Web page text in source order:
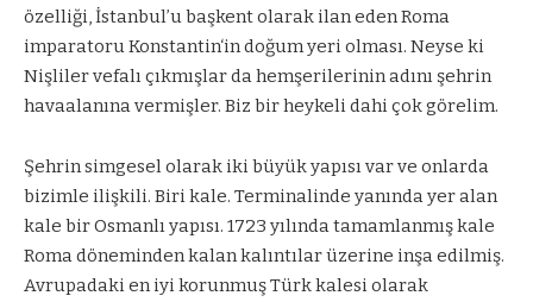
özelliği, İstanbul’u başkent olarak ilan eden Roma
imparatoru Konstantin‘in doğum yeri olması. Neyse ki
Nişliler vefalı çıkmışlar da hemşerilerinin adını şehrin
havaalanına vermişler. Biz bir heykeli dahi çok görelim.
Şehrin simgesel olarak iki büyük yapısı var ve onlarda
bizimle ilişkili. Biri kale. Terminalinde yanında yer alan
kale bir Osmanlı yapısı. 1723 yılında tamamlanmış kale
Roma döneminden kalan kalıntılar üzerine inşa edilmiş.
Avrupadaki en iyi korunmuş Türk kalesi olarak